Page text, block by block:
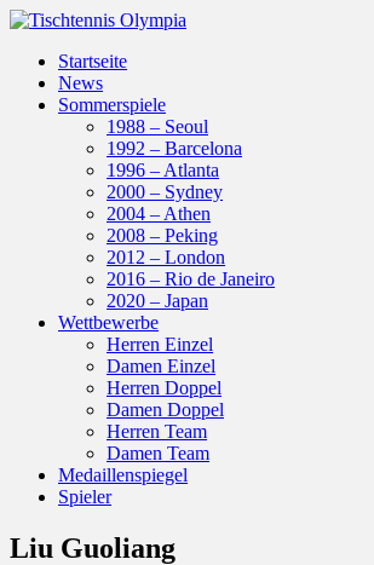
Startseite
News
Sommerspiele
1988 – Seoul
1992 – Barcelona
1996 – Atlanta
2000 – Sydney
2004 – Athen
2008 – Peking
2012 – London
2016 – Rio de Janeiro
2020 – Japan
Wettbewerbe
Herren Einzel
Damen Einzel
Herren Doppel
Damen Doppel
Herren Team
Damen Team
Medaillenspiegel
Spieler
Liu Guoliang